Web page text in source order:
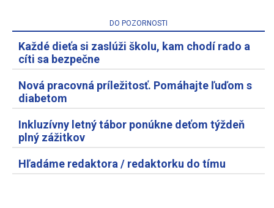
DO POZORNOSTI
Každé dieťa si zaslúži školu, kam chodí rado a
cíti sa bezpečne
Nová pracovná príležitosť. Pomáhajte ľuďom s
diabetom
Inkluzívny letný tábor ponúkne deťom týždeň
plný zážitkov
Hľadáme redaktora / redaktorku do tímu